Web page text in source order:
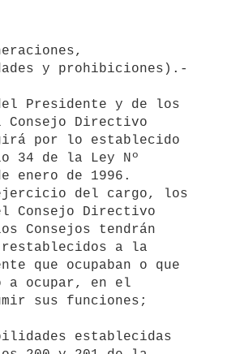
y prohibiciones).-
Presidente y de los
Consejo Directivo
por lo establecido
34 de la Ley Nº
enero de 1996.
del cargo, los
Consejo Directivo
Consejos tendrán
restablecidos a la
que ocupaban o que
a ocupar, en el
sus funciones;
establecidas